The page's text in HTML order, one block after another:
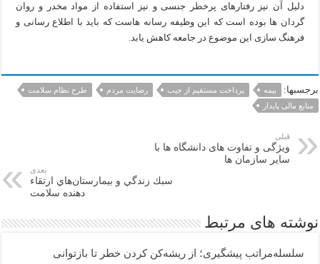
دلیل آن نیز رفتارهای پرخطر جنسی و نیز استفاده از مواد مخدر و روان
گردان ها بوده است که این وظیفه رسانه هاست که باید با اطلاع رسانی و
فرهنگ سازی این موضوع در جامعه کاهش یابد.
برجسبها: بیمه پرداخت مستقیم از جیب رضایت مردم
طرح نظام سلامت
منابع مالی پایدار
قبلی
ویژگی و تفاوت های دانشگاه ها با
سایر سازمان ها
بعدی
سبك زندگي و بيمارستان‌هاي ارتقاء
دهنده سلامت
نوشته های مرتبط
سلسله‌مراتب پیشگیری؛ از ریشه‌کن کردن خطر تا بازتوانی